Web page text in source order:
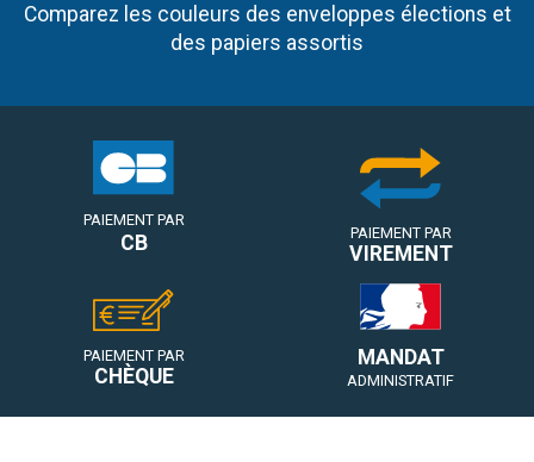
Comparez les couleurs des enveloppes élections et
des papiers assortis
PAIEMENT PAR
CB PAIEMENT PAR
VIREMENT
PAIEMENT PAR
CHÈQUE
MANDAT
ADMINISTRATIF